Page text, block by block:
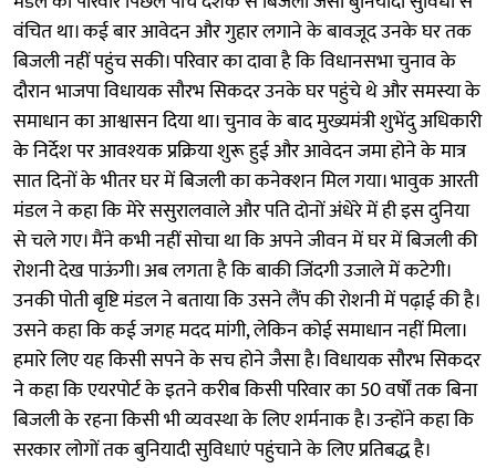
वंचित था। कई बार आवेदन और गुहार लगाने के बावजूद उनके घर तक
बिजली नहीं पहुंच सकी। परिवार का दावा है कि विधानसभा चुनाव के
दौरान भाजपा विधायक सौरभ सिकदर उनके घर पहुंचे थे और समस्या के
समाधान का आश्वासन दिया था। चुनाव के बाद मुख्यमंत्री शुभेंदु अधिकारी
के निर्देश पर आवश्यक प्रक्रिया शुरू हुई और आवेदन जमा होने के मात्र
सात दिनों के भीतर घर में बिजली का कनेक्शन मिल गया। भावुक आरती
मंडल ने कहा कि मेरे ससुरालवाले और पति दोनों अंधेरे में ही इस दुनिया
से चले गए। मैंने कभी नहीं सोचा था कि अपने जीवन में घर में बिजली की
रोशनी देख पाऊंगी। अब लगता है कि बाकी जिंदगी उजाले में कटेगी।
उनकी पोती बृष्टि मंडल ने बताया कि उसने लैंप की रोशनी में पढ़ाई की है।
उसने कहा कि कई जगह मदद मांगी, लेकिन कोई समाधान नहीं मिला।
हमारे लिए यह किसी सपने के सच होने जैसा है। विधायक सौरभ सिकदर
ने कहा कि एयरपोर्ट के इतने करीब किसी परिवार का 50 वर्षों तक बिना
बिजली के रहना किसी भी व्यवस्था के लिए शर्मनाक है। उन्होंने कहा कि
सरकार लोगों तक बुनियादी सुविधाएं पहुंचाने के लिए प्रतिबद्ध है।